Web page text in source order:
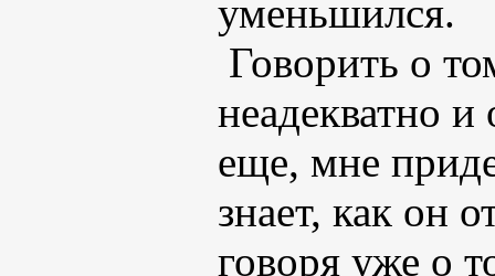
уменьшился.
Говорить о
неадекватно
еще, мне
знает, как он
говоря уже о